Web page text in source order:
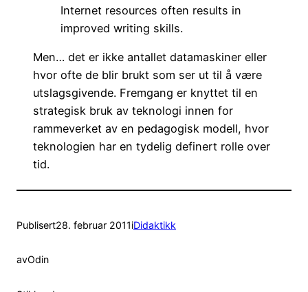
Internet resources often results in
improved writing skills.
Men… det er ikke antallet datamaskiner eller
hvor ofte de blir brukt som ser ut til å være
utslagsgivende. Fremgang er knyttet til en
strategisk bruk av teknologi innen for
rammeverket av en pedagogisk modell, hvor
teknologien har en tydelig definert rolle over
tid.
Publisert28. februar 2011iDidaktikk
avOdin